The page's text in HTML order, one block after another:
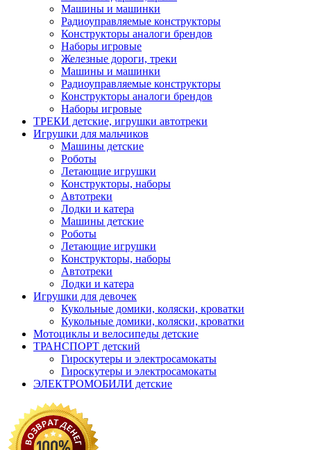
Машины и машинки
Радиоуправляемые конструкторы
Конструкторы аналоги брендов
Наборы игровые
Железные дороги, треки
Машины и машинки
Радиоуправляемые конструкторы
Конструкторы аналоги брендов
Наборы игровые
ТРЕКИ детские, игрушки автотреки
Игрушки для мальчиков
Машины детские
Роботы
Летающие игрушки
Конструкторы, наборы
Автотреки
Лодки и катера
Машины детские
Роботы
Летающие игрушки
Конструкторы, наборы
Автотреки
Лодки и катера
Игрушки для девочек
Кукольные домики, коляски, кроватки
Кукольные домики, коляски, кроватки
Мотоциклы и велосипеды детские
ТРАНСПОРТ детский
Гироскутеры и электросамокаты
Гироскутеры и электросамокаты
ЭЛЕКТРОМОБИЛИ детские